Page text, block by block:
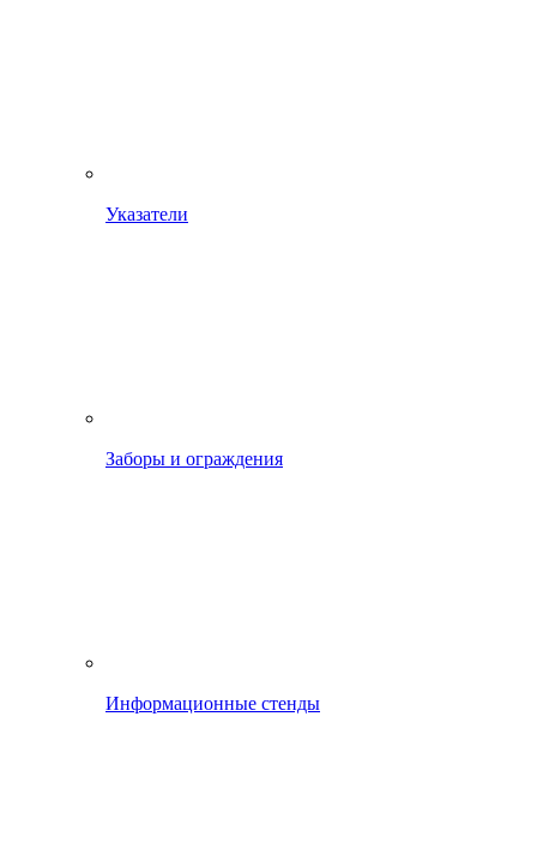
Указатели
Заборы и ограждения
Информационные стенды